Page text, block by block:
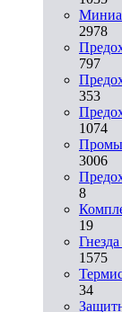
2978
797
353
1074
3006
8
19
1575
34